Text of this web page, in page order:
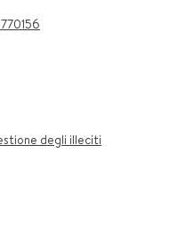
degli illeciti